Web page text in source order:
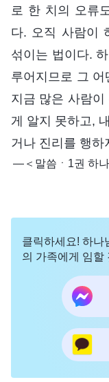
로 한 치의 오류
다. 오직 사람이
섞이는 법이다.
루어지므로 그
지금 많은 사람
게 알지 못하고,
거나 진리를 행하
―＜말씀ㆍ1권 하
클릭하세요! 하나
의 가족에게 임할